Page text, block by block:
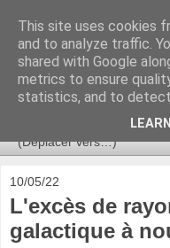
Ça se
Astronomie,
L'infini se contemple,
10/05/22
L'excès de
galactique à
This site uses cookies
and to analyze traffic.
shared with Google
metrics to ensure
statistics, and to detect